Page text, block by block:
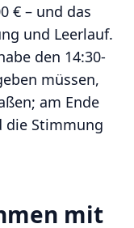
€ – und das
und Leerlauf.
den 14:30-
müssen,
am Ende
die Stimmung
mit